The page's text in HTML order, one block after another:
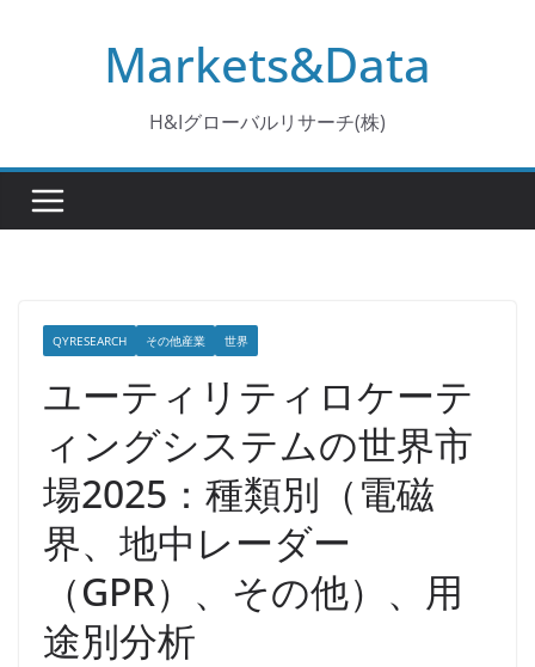
Markets&Data
H&Iグローバルリサーチ(株)
QYRESEARCH その他産業 世界
ユーティリティロケーテ
ィングシステムの世界市
場2025：種類別（電磁
界、地中レーダー
（GPR）、その他）、用
途別分析